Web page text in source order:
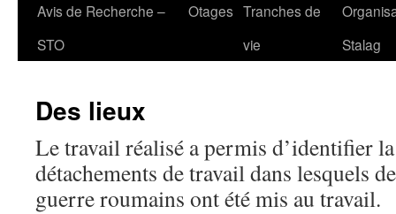
Avis de Recherche –
STO
Otages Tranches de
vie
Stalag
Des lieux
Le travail réalisé a permis d’identifier
détachements de travail dans lesquels
guerre roumains ont été mis au travail.